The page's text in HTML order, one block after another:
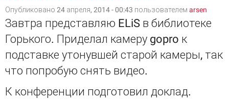
Опубликовано 24 апреля, 2014 - 00:43 пользователем arsen
Завтра представляю ELiS в библиотеке
Горького. Приделал камеру gopro к
подставке утонувшей старой камеры, так
что попробую снять видео.
К конференции подготовил доклад.